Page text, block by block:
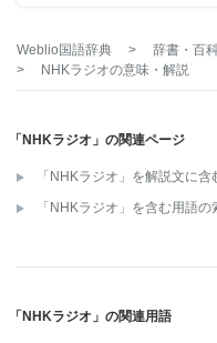
Weblio国語辞典 > 辞書・百
>
NHKラジオの意味・解説
「NHKラジオ」の関連ページ
「NHKラジオ」を解説文に
「NHKラジオ」を含む用語の
「NHKラジオ」の関連用語